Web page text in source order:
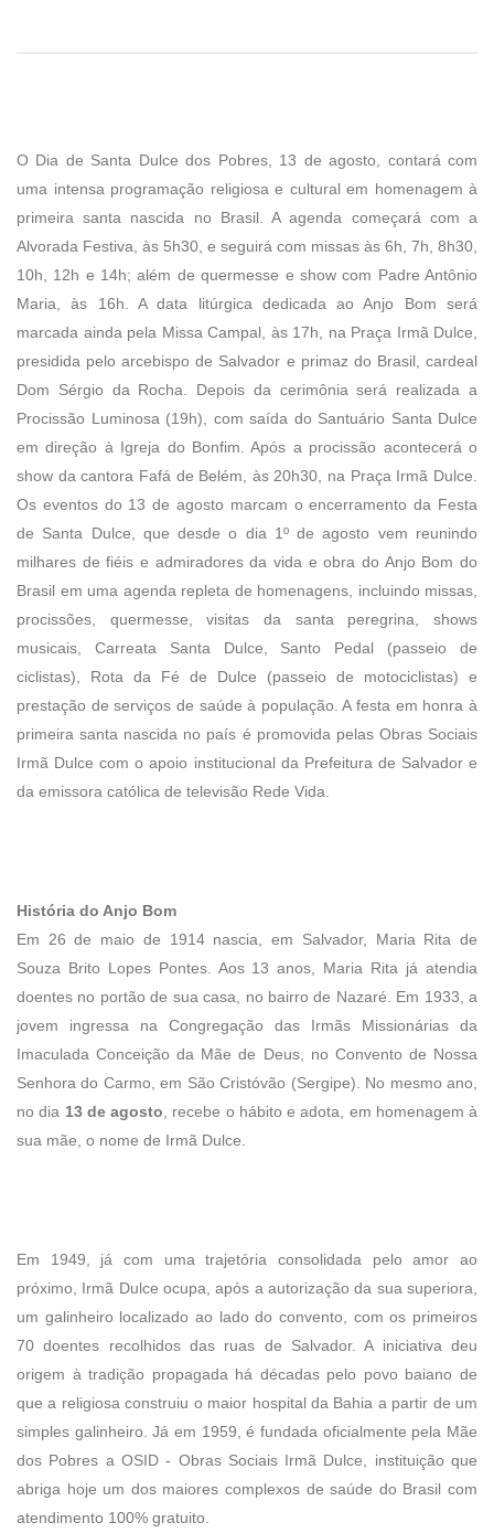
O Dia de Santa Dulce dos Pobres, 13 de agosto, contará com
uma intensa programação religiosa e cultural em homenagem à
primeira santa nascida no Brasil. A agenda começará com a
Alvorada Festiva, às 5h30, e seguirá com missas às 6h, 7h, 8h30,
10h, 12h e 14h; além de quermesse e show com Padre Antônio
Maria, às 16h. A data litúrgica dedicada ao Anjo Bom será
marcada ainda pela Missa Campal, às 17h, na Praça Irmã Dulce,
presidida pelo arcebispo de Salvador e primaz do Brasil, cardeal
Dom Sérgio da Rocha. Depois da cerimônia será realizada a
Procissão Luminosa (19h), com saída do Santuário Santa Dulce
em direção à Igreja do Bonfim. Após a procissão acontecerá o
show da cantora Fafá de Belém, às 20h30, na Praça Irmã Dulce.
Os eventos do 13 de agosto marcam o encerramento da Festa
de Santa Dulce, que desde o dia 1º de agosto vem reunindo
milhares de fiéis e admiradores da vida e obra do Anjo Bom do
Brasil em uma agenda repleta de homenagens, incluindo missas,
procissões, quermesse, visitas da santa peregrina, shows
musicais, Carreata Santa Dulce, Santo Pedal (passeio de
ciclistas), Rota da Fé de Dulce (passeio de motociclistas) e
prestação de serviços de saúde à população. A festa em honra à
primeira santa nascida no país é promovida pelas Obras Sociais
Irmã Dulce com o apoio institucional da Prefeitura de Salvador e
da emissora católica de televisão Rede Vida.
História do Anjo Bom
Em 26 de maio de 1914 nascia, em Salvador, Maria Rita de
Souza Brito Lopes Pontes. Aos 13 anos, Maria Rita já atendia
doentes no portão de sua casa, no bairro de Nazaré. Em 1933, a
jovem ingressa na Congregação das Irmãs Missionárias da
Imaculada Conceição da Mãe de Deus, no Convento de Nossa
Senhora do Carmo, em São Cristóvão (Sergipe). No mesmo ano,
no dia 13 de agosto , recebe o hábito e adota, em homenagem à
sua mãe, o nome de Irmã Dulce.
Em 1949, já com uma trajetória consolidada pelo amor ao
próximo, Irmã Dulce ocupa, após a autorização da sua superiora,
um galinheiro localizado ao lado do convento, com os primeiros
70 doentes recolhidos das ruas de Salvador. A iniciativa deu
origem à tradição propagada há décadas pelo povo baiano de
que a religiosa construiu o maior hospital da Bahia a partir de um
simples galinheiro. Já em 1959, é fundada oficialmente pela Mãe
dos Pobres a OSID - Obras Sociais Irmã Dulce, instituição que
abriga hoje um dos maiores complexos de saúde do Brasil com
atendimento 100% gratuito.